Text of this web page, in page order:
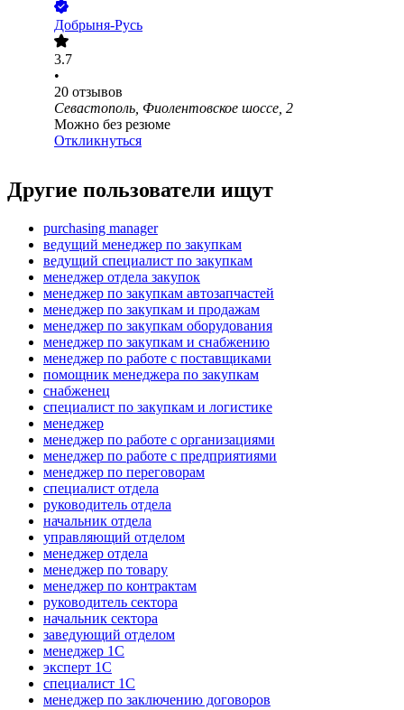
Добрыня-Русь
3.7
•
20 отзывов
Севастополь, Фиолентовское шоссе, 2
Можно без резюме
Откликнуться
Другие пользователи ищут
purchasing manager
ведущий менеджер по закупкам
ведущий специалист по закупкам
менеджер отдела закупок
менеджер по закупкам автозапчастей
менеджер по закупкам и продажам
менеджер по закупкам оборудования
менеджер по закупкам и снабжению
менеджер по работе с поставщиками
помощник менеджера по закупкам
снабженец
специалист по закупкам и логистике
менеджер
менеджер по работе с организациями
менеджер по работе с предприятиями
менеджер по переговорам
специалист отдела
руководитель отдела
начальник отдела
управляющий отделом
менеджер отдела
менеджер по товару
менеджер по контрактам
руководитель сектора
начальник сектора
заведующий отделом
менеджер 1С
эксперт 1С
специалист 1С
менеджер по заключению договоров